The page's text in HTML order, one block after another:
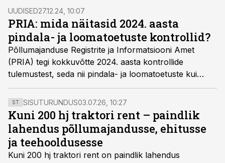
sektori tulevikule, peamistest murekohtadest ning oma
ettevõtte põhjal järgmise aasta plaanidest.
UUDISED27.12.24, 10:07
PRIA: mida näitasid 2024. aasta
pindala- ja loomatoetuste kontrollid?
Põllumajanduse Registrite ja Informatsiooni Amet
(PRIA) tegi kokkuvõtte 2024. aasta kontrollide
tulemustest, seda nii pindala- ja loomatoetuste kui
tingimuslikkuse nõuete täitmisel.
ST SISUTURUNDUS03.07.26, 10:27
Kuni 200 hj traktori rent – paindlik
lahendus põllumajandusse, ehitusse
ja teehooldusesse
Kuni 200 hj traktori rent on paindlik lahendus